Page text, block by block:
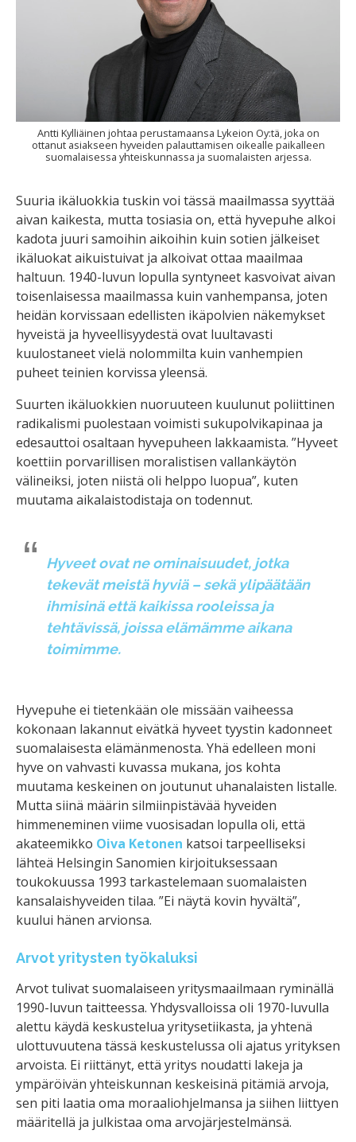
Antti Kylliäinen johtaa perustamaansa Lykeion Oy:tä, joka on
ottanut asiakseen hyveiden palauttamisen oikealle paikalleen
suomalaisessa yhteiskunnassa ja suomalaisten arjessa.
Suuria ikäluokkia tuskin voi tässä maailmassa syyttää
aivan kaikesta, mutta tosiasia on, että hyvepuhe alkoi
kadota juuri samoihin aikoihin kuin sotien jälkeiset
ikäluokat aikuistuivat ja alkoivat ottaa maailmaa
haltuun. 1940-luvun lopulla syntyneet kasvoivat aivan
toisenlaisessa maailmassa kuin vanhempansa, joten
heidän korvissaan edellisten ikäpolvien näkemykset
hyveistä ja hyveellisyydestä ovat luultavasti
kuulostaneet vielä nolommilta kuin vanhempien
puheet teinien korvissa yleensä.
Suurten ikäluokkien nuoruuteen kuulunut poliittinen
radikalismi puolestaan voimisti sukupolvikapinaa ja
edesauttoi osaltaan hyvepuheen lakkaamista. ”Hyveet
koettiin porvarillisen moralistisen vallankäytön
välineiksi, joten niistä oli helppo luopua”, kuten
muutama aikalaistodistaja on todennut.
Hyveet ovat ne ominaisuudet, jotka
tekevät meistä hyviä – sekä ylipäätään
ihmisinä että kaikissa rooleissa ja
tehtävissä, joissa elämämme aikana
toimimme.
Hyvepuhe ei tietenkään ole missään vaiheessa
kokonaan lakannut eivätkä hyveet tyystin kadonneet
suomalaisesta elämänmenosta. Yhä edelleen moni
hyve on vahvasti kuvassa mukana, jos kohta
muutama keskeinen on joutunut uhanalaisten listalle.
Mutta siinä määrin silmiinpistävää hyveiden
himmeneminen viime vuosisadan lopulla oli, että
akateemikko Oiva Ketonen katsoi tarpeelliseksi
lähteä Helsingin Sanomien kirjoituksessaan
toukokuussa 1993 tarkastelemaan suomalaisten
kansalaishyveiden tilaa. ”Ei näytä kovin hyvältä”,
kuului hänen arvionsa.
Arvot yritysten työkaluksi
Arvot tulivat suomalaiseen yritysmaailmaan ryminällä
1990-luvun taitteessa. Yhdysvalloissa oli 1970-luvulla
alettu käydä keskustelua yritysetiikasta, ja yhtenä
ulottuvuutena tässä keskustelussa oli ajatus yrityksen
arvoista. Ei riittänyt, että yritys noudatti lakeja ja
ympäröivän yhteiskunnan keskeisinä pitämiä arvoja,
sen piti laatia oma moraaliohjelmansa ja siihen liittyen
määritellä ja julkistaa oma arvojärjestelmänsä.